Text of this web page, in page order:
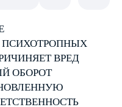
ПСИХОТРОПНЫХ
ВРЕД
ОБОРОТ